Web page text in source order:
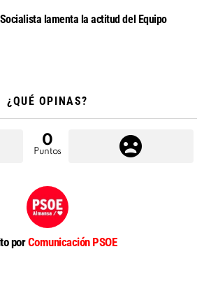
lamenta la actitud del Equipo
¿QUÉ OPINAS?
0
Puntos
porComunicación PSOE